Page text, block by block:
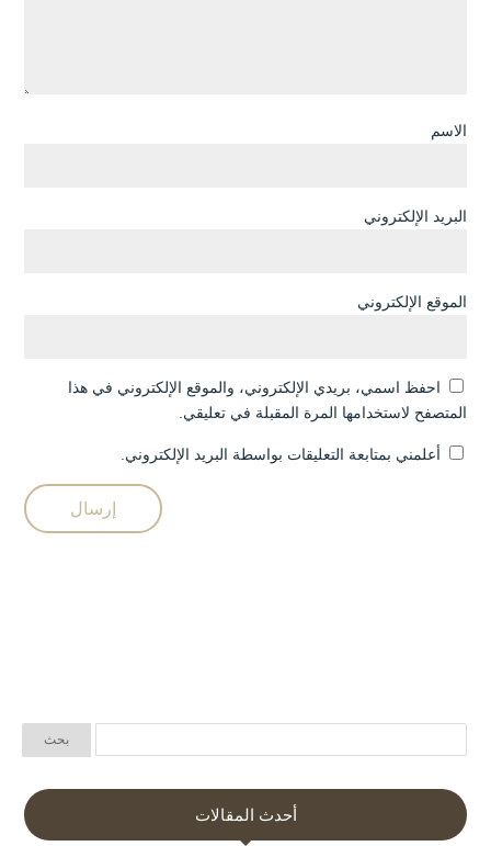
الاسم
البريد الإلكتروني
الموقع الإلكتروني
احفظ اسمي، بريدي الإلكتروني، والموقع الإلكتروني في هذا
المتصفح لاستخدامها المرة المقبلة في تعليقي.
أعلمني بمتابعة التعليقات بواسطة البريد الإلكتروني.
أحدث المقالات